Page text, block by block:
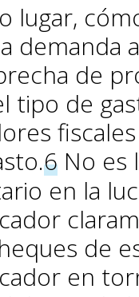
lugar,
demanda
de
tipo de
6 No es
en la
de
en